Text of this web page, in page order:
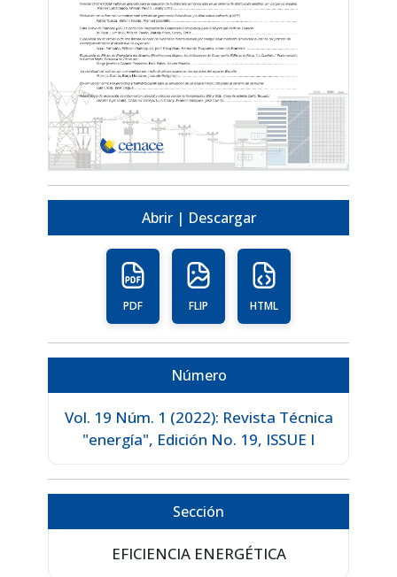
Abrir | Descargar
PDF FLIP HTML
Número
Vol. 19 Núm. 1 (2022): Revista Técnica
"energía", Edición No. 19, ISSUE I
Sección
EFICIENCIA ENERGÉTICA